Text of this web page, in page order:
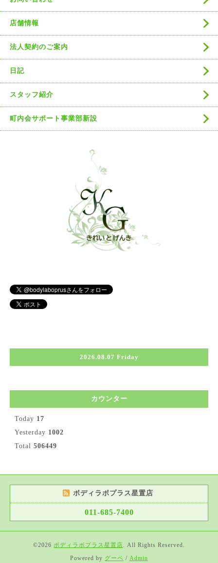
店舗情報
法人契約のご案内
日記
スタッフ紹介
町内会サポート事業部新設
2026.08.07 Friday
カウンター
Today 17
Yesterday 1002
Total 506449
ボディラボプラス星置店
011-685-7400
©2026 ボディラボプラス星置店. All Rights Reserved.
Powered by グーペ / Admin